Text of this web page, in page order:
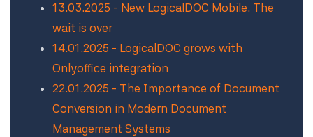
13.03.2025 - New LogicalDOC Mobile. The
wait is over
14.01.2025 - LogicalDOC grows with
Onlyoffice integration
22.01.2025 - The Importance of Document
Conversion in Modern Document
Management Systems